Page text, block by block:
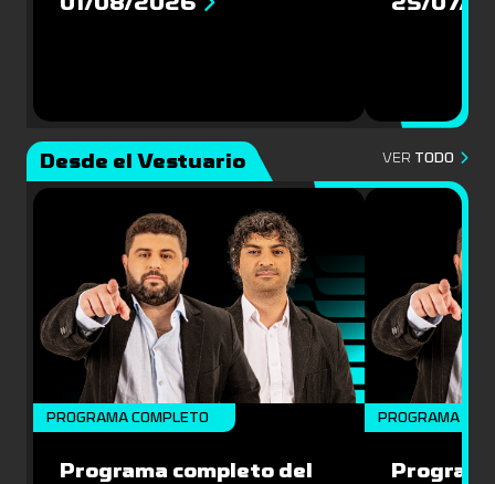
Desde el Vestuario VER TODO
PROGRAMA COMPLETO
Programa completo del
PROGRAMA